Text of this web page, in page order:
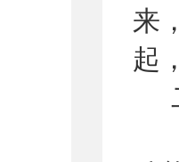
来
起